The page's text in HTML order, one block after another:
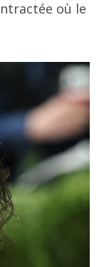
où le